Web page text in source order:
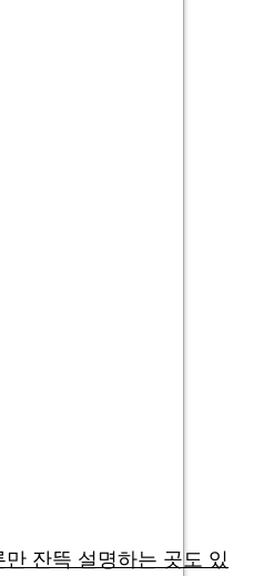
잔뜩 설명하는 곳도 있